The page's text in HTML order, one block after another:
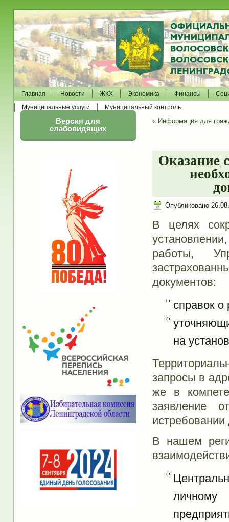
Главная Новости ЖКХ Экономика Финансы
Муниципальные услуги
Муниципальный контроль
Версия для
слабовидящих
« Информация для
Оказание
Опубликовано
В целях
работы,
документов:
справок о
на
запросы в
же в
заявление
истребовании
В нашем
личному